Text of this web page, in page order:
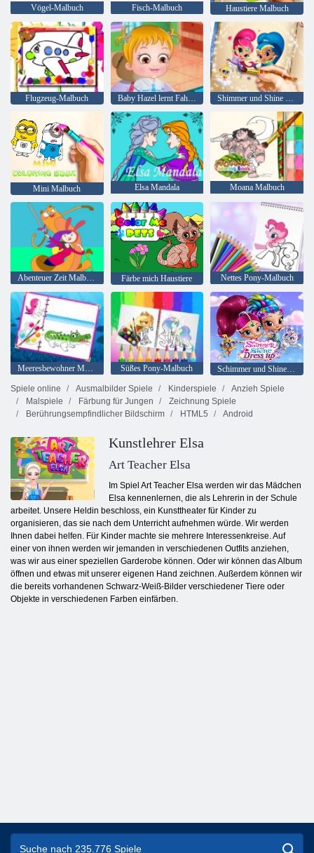
Vögel-Malbuch Fisch-Malbuch Haustiere Malbuch
Flugzeug-Malbuch Baby Hazel lernt Fahrzeuge Shimmer und Shine Malbuch
Mini Malbuch Elsa Mandala Moana Malbuch
Abenteuer Zeit Malbuch Färbe mich Haustiere Nettes Pony-Malbuch
Meeresbewohner Malbuch Süßes Pony-Malbuch
Schimmer und Shine Dress up
Spiele online
Ausmalbilder Spiele Kinderspiele
Anzieh Spiele
Malspiele
Färbung für Jungen
Zeichnung Spiele
Berührungsempfindlicher Bildschirm
HTML5 Android
Kunstlehrer Elsa
Art Teacher Elsa
Im Spiel Art Teacher Elsa werden wir das Mädchen
Elsa kennenlernen, die als Lehrerin in der Schule
arbeitet. Unsere Heldin beschloss, ein Kunsttheater für Kinder zu
organisieren, das sie nach dem Unterricht aufnehmen würde. Wir werden
Ihnen dabei helfen. Für Kinder machte sie mehrere Interessenkreise. Auf
einer von ihnen werden wir jemanden in verschiedenen Outfits anziehen,
was wir aus einer speziellen Garderobe können. Oder wir können das Album
öffnen und etwas mit unserer eigenen Hand zeichnen. Außerdem können wir
die bereits vorhandenen Schwarz-Weiß-Bilder verschiedener Tiere oder
Objekte in verschiedenen Farben einfärben.